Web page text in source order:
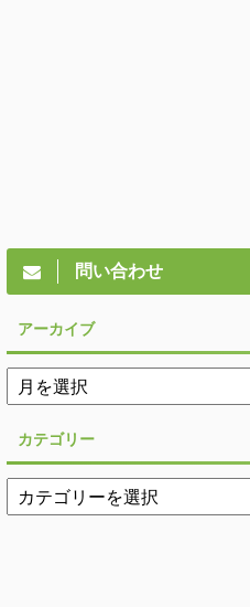
問い合わせ
アーカイブ
カテゴリー